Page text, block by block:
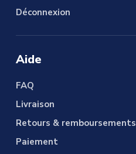
Déconnexion
Aide
FAQ
Livraison
Retours & remboursements
Paiement